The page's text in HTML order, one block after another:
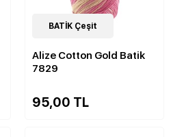
32Çeşit
BATİK Çeşit
Alize Cotton Gold Batik
7829
95,00 TL